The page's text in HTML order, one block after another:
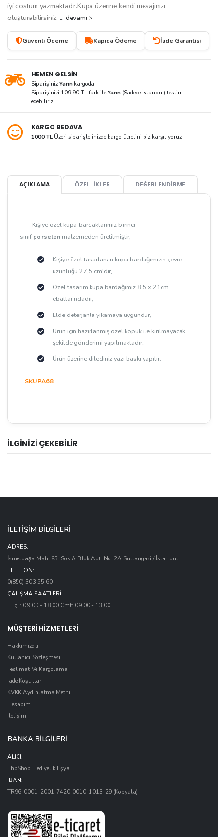
iyi dostum yazmaktadır.Kupa üzerine kendi mesajınızı
oluşturabilirsiniz. ... devamı >
Güvenli Ödeme Kapıda Ödeme İade Garantisi
HEMEN GELSİN
SiparişinizYarın kargoda
Siparişinizi 109,90 TL fark ileYarın (Sadece İstanbul) teslim
edebiliriz.
KARGO BEDAVA
1000 TLÜzeri siparişlerinizde kargo ücretini biz karşılıyoruz.
AÇIKLAMA ÖZELLİKLER DEĞERLENDİRME
Kişiye özel kupa bardaklarımız birinci
sınıf porselen malzemeden üretilmiştir,
Kişiye özel tasarlanan kupa bardağımızın çevre
uzunluğu 27,5 cm'dir,
Özel tasarım kupa bardağımız 8.5 x 21cm
ebatlarındadır,
Elde deterjanla yıkamaya uygundur,
Ürün için hazırlanmış özel köpük ile kırılmayacak
şekilde gönderimi yapılmaktadır.
Ürün üzerine dilediniz yazı baskı yapılır.
SKUPA68
İLGİNİZİ ÇEKEBİLİR
İLETİŞİM BİLGİLERİ
ADRES:
İsmetpaşa Mah. 93. Sok A Blok Apt. No: 2A Sultangazi / İstanbul
TELEFON:
0(850) 303 55 60
ÇALIŞMA SAATLERI :
H.İçi : 09.00 - 18.00 Cmt: 09.00 - 13.00
MÜŞTERİ HİZMETLERİ
Hakkımızda
Kullanıcı Sözleşmesi
Teslimat Ve Kargolama
İade Koşulları
KVKK Aydınlatma Metni
Hesabım
İletişim
BANKA BİLGİLERİ
ALICI:
ThpShop Hediyelik Eşya
IBAN:
TR96-0001-2001-7420-0010-1013-29(Kopyala)